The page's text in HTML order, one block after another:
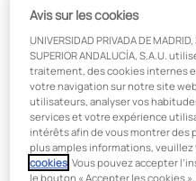
En suivant le master
Vous perfectionnerez
architecturaux, des
l'urbanisme, en élaborant
concept aux détails, en
réglementation et la
Vous entrerez en
activité: un corps
Avis sur les cookies
UNIVERSIDAD PRIVADA DE
SUPERIOR ANDALUCÍA, S.A.U.
traitement, des cookies internes
votre navigation sur notre site
utilisateurs, analyser vos
services et votre expérience
intérêts afin de vous montrer des
plus amples informations, veuillez
cookies . Vous pouvez accepter
le bouton « Accepter les cookies